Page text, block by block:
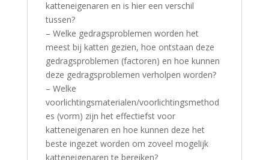
katteneigenaren en is hier een verschil
tussen?
– Welke gedragsproblemen worden het
meest bij katten gezien, hoe ontstaan deze
gedragsproblemen (factoren) en hoe kunnen
deze gedragsproblemen verholpen worden?
– Welke
voorlichtingsmaterialen/voorlichtingsmethod
es (vorm) zijn het effectiefst voor
katteneigenaren en hoe kunnen deze het
beste ingezet worden om zoveel mogelijk
katteneigenaren te bereiken?